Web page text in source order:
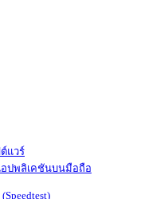
แวร์
ปพลิเคชันบนมือถือ